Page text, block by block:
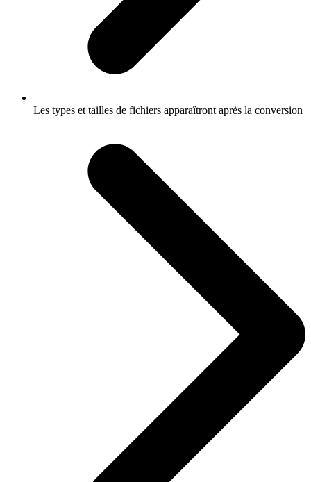
Les types et tailles de fichiers apparaîtront après la conversion